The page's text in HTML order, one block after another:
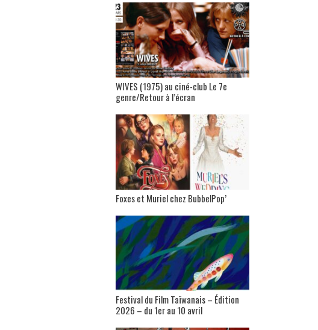
WIVES (1975) au ciné-club Le 7e
genre/Retour à l’écran
Foxes et Muriel chez BubbelPop’
Festival du Film Taïwanais – Édition
2026 – du 1er au 10 avril